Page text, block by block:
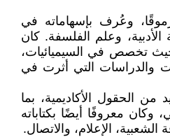
وعُرف بإسهاماته في
الأدبية، وعلم الفلسفة. كان
حيث تخصص في السيميائيات،
والدراسات التي أثرت في
من الحقول الأكاديمية، بما
وكان معروفًا أيضًا بكتاباته
الشعبية، الإعلام، والاتصال.